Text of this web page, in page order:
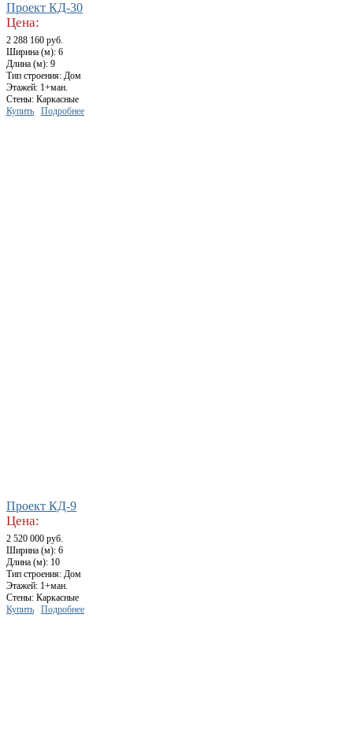
Проект КД-30
Цена:
2 288 160 руб.
Ширина (м): 6
Длина (м): 9
Тип строения: Дом
Этажей: 1+ман.
Стены: Каркасные
Купить
Подробнее
Проект КД-9
Цена:
2 520 000 руб.
Ширина (м): 6
Длина (м): 10
Тип строения: Дом
Этажей: 1+ман.
Стены: Каркасные
Купить
Подробнее